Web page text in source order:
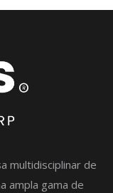
multidisciplinar de
ampla gama de